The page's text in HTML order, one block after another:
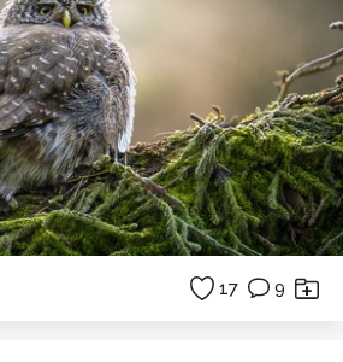
17 9